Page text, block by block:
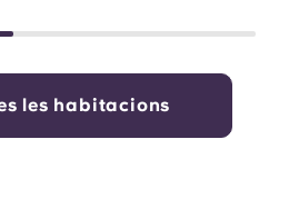
les habitacions